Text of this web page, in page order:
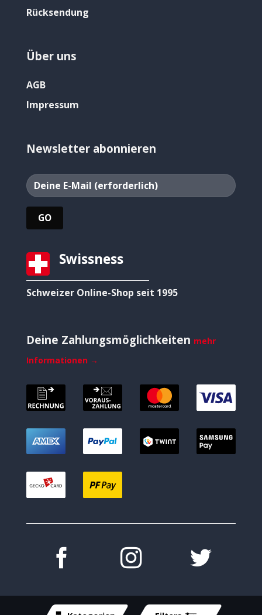
Rücksendung
Über uns
AGB
Impressum
Newsletter abonnieren
Swissness
Schweizer Online-Shop seit 1995
Deine Zahlungsmöglichkeiten mehr
Informationen →